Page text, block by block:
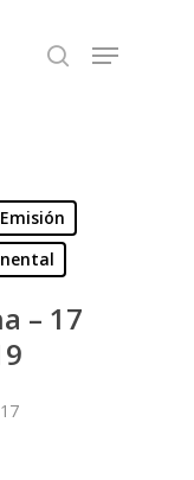
– 17